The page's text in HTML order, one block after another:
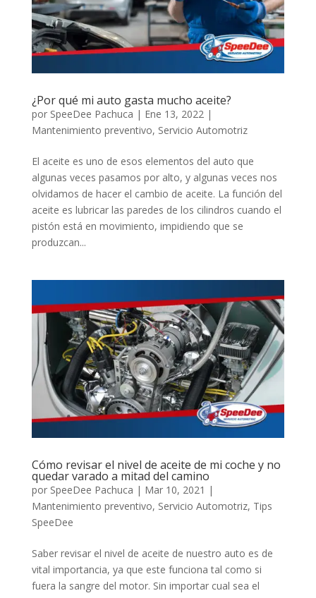
¿Por qué mi auto gasta mucho aceite?
por SpeeDee Pachuca | Ene 13, 2022 |
Mantenimiento preventivo, Servicio Automotriz
El aceite es uno de esos elementos del auto que
algunas veces pasamos por alto, y algunas veces nos
olvidamos de hacer el cambio de aceite. La función del
aceite es lubricar las paredes de los cilindros cuando el
pistón está en movimiento, impidiendo que se
produzcan...
Cómo revisar el nivel de aceite de mi coche y no
quedar varado a mitad del camino
por SpeeDee Pachuca | Mar 10, 2021 |
Mantenimiento preventivo, Servicio Automotriz, Tips
SpeeDee
Saber revisar el nivel de aceite de nuestro auto es de
vital importancia, ya que este funciona tal como si
fuera la sangre del motor. Sin importar cual sea el